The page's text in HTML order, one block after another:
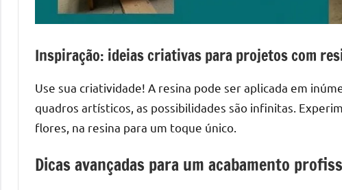
Inspiração: ideias criativas para projetos com
Use sua criatividade! A resina pode ser aplicada em
quadros artísticos, as possibilidades são infinitas.
flores, na resina para um toque único.
Dicas avançadas para um acabamento